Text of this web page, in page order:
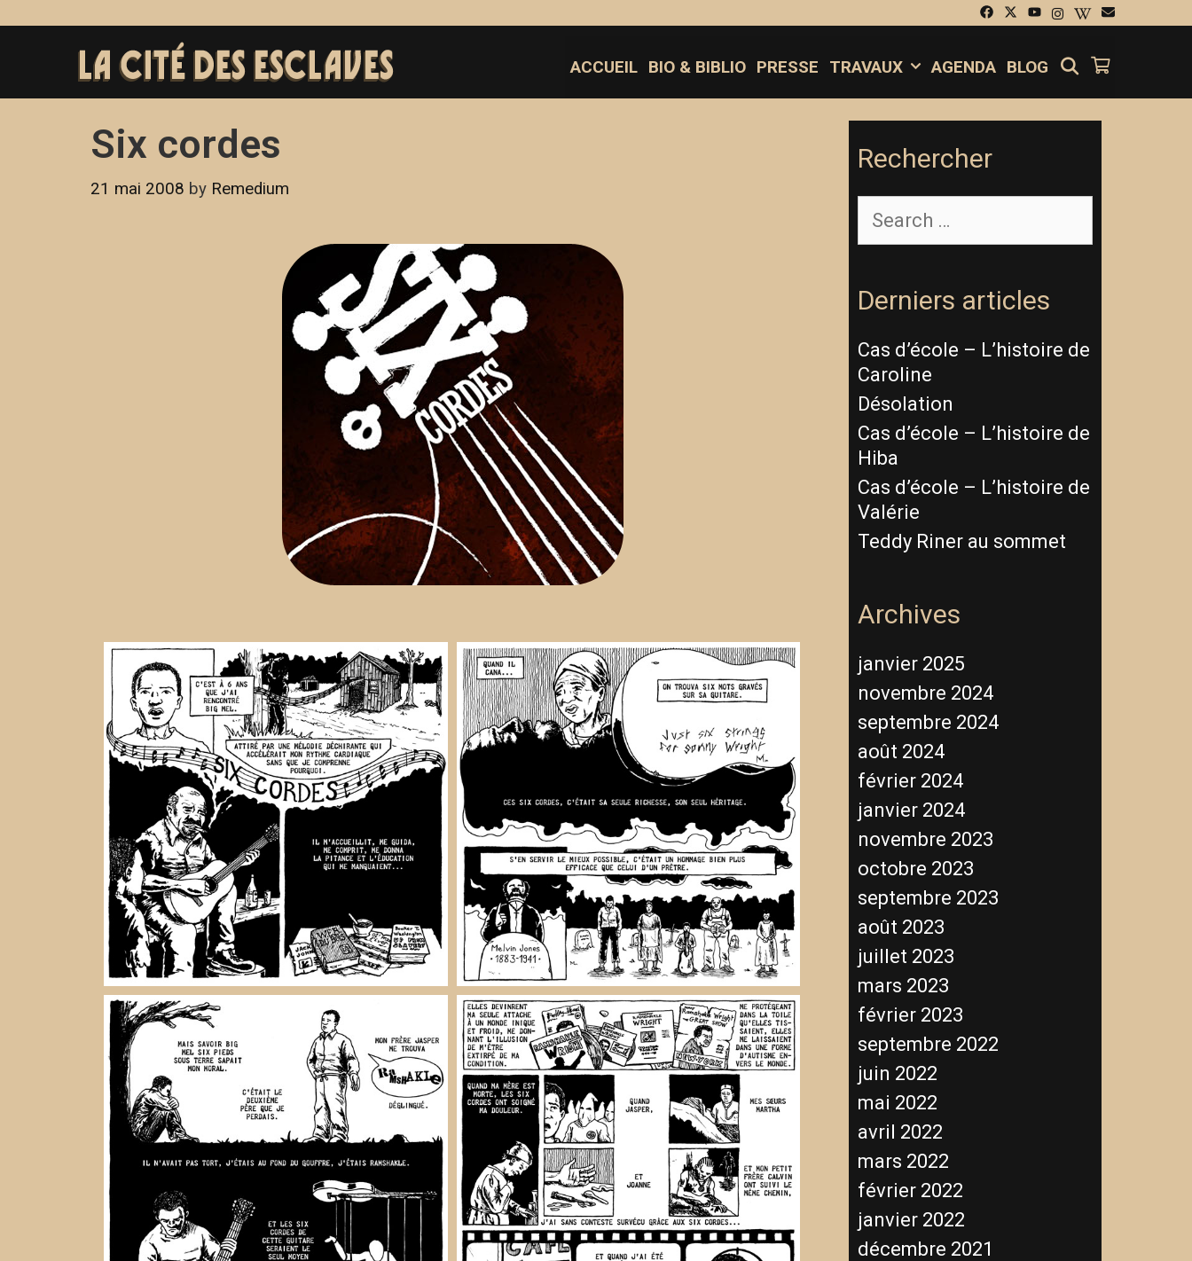
ACCUEIL BIO & BIBLIO PRESSE TRAVAUX AGENDA BLOG SEARCH
Six cordes
21 mai 2008 by Remedium
Rechercher
Derniers articles
Cas d’école – L’histoire de
Caroline
Désolation
Cas d’école – L’histoire de
Hiba
Cas d’école – L’histoire de
Valérie
Teddy Riner au sommet
Archives
janvier 2025
novembre 2024
septembre 2024
août 2024
février 2024
janvier 2024
novembre 2023
octobre 2023
septembre 2023
août 2023
juillet 2023
mars 2023
février 2023
septembre 2022
juin 2022
mai 2022
avril 2022
mars 2022
février 2022
janvier 2022
décembre 2021